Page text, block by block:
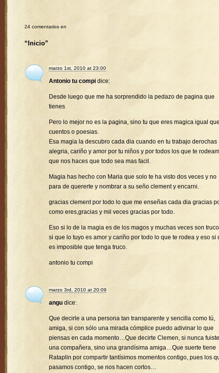
24 comentarios en
“Inicio”
marzo 1st, 2010 at 23:00
Antonio tu compi dice:
Desde luego que me ha sorprendido la pedazo de pagina que
tienes
Pero lo mejor no es la pagina, sino tu que eres magica igual
cuentos o poesias.
Esa magia la descubro cada dia cuando en tu trabajo derochas
alegria, cariño y amor por tu niños y por todos los que te
que nos haces que todo sea mas facil.
Magia has hecho con Maria que solo te ha visto dos veces y no
para de quererte y nombrar a su seño clement y encarni.
gracias clement por todo lo que me enseñas cada dia gracias
como eres,gracias y mil veces gracias por todo.
Eso si lo de la magia es de los magos y muchas veces son
si que lo tuyo es amor y cariño por todo lo que te rodea y eso si
es imposible que tenga truco.
antonio tu compi
marzo 3rd, 2010 at 20:09
angu dice:
Que decirle a una persona tan transparente y sencilla como tú,
amiga, si con sólo una mirada cómplice puedo adivinar lo que
piensas en cada momento…Que decirte Clemen, si nunca fuiste
una compañera, sino una grandísima amiga…Que suerte tiene
Rataplin por compartir tantísimos momentos contigo, pues los
pasamos contigo, se nos hacen cortos…